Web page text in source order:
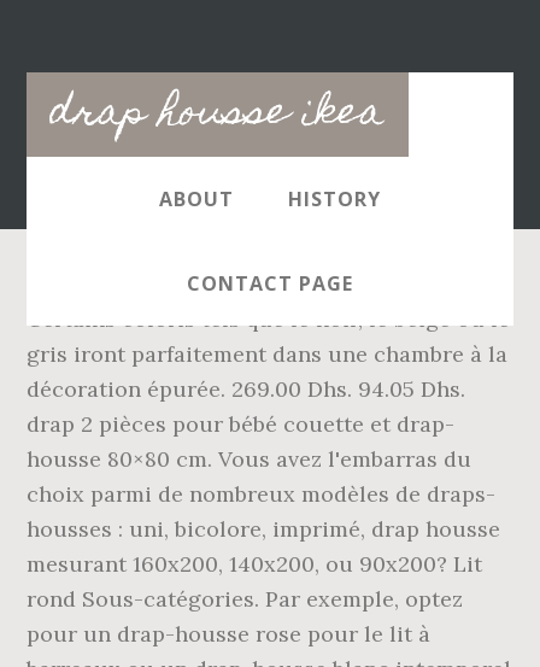
drap housse ikea
Main
navigation
ABOUT HISTORY
CONTACT PAGE
Certains coloris tels que le noir, le beige ou le
gris iront parfaitement dans une chambre à la
décoration épurée. 269.00 Dhs. 94.05 Dhs.
drap 2 pièces pour bébé couette et drap-
housse 80×80 cm. Vous avez l'embarras du
choix parmi de nombreux modèles de draps-
housses : uni, bicolore, imprimé, drap housse
mesurant 160x200, 140x200, ou 90x200? Lit
rond Sous-catégories. Par exemple, optez
pour un drap-housse rose pour le lit à